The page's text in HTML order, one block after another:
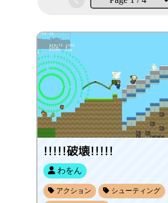
!!!!!破壊!!!!!
わをん
アクション シューティング